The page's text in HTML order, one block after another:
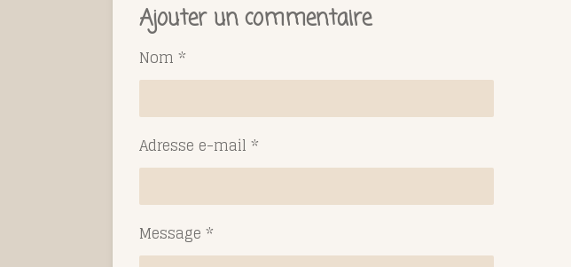
t
a
g
e
r
t
a
t
a
Ajouter un commentaire
Nom *
Adresse e-mail *
Message *